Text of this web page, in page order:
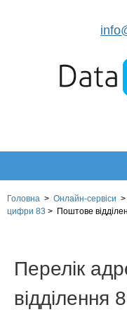
Головна > Онлайн-сервіси >
цифри 83 > Поштове
Перелік
відділення